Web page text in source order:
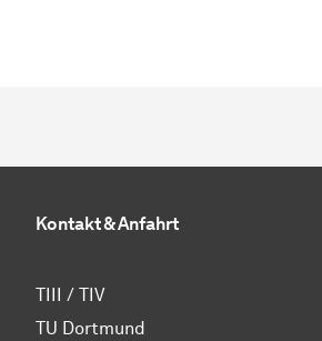
Kontakt & Anfahrt
TIII / TIV
TU Dortmund